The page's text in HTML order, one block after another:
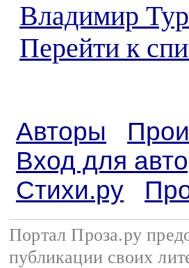
Владимир
Перейти к
Авторы
Вход для
Стихи.ру
Портал Проза.ру
публикации своих